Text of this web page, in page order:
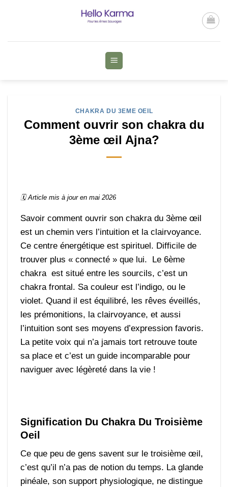
CHAKRA DU 3EME OEIL
Comment ouvrir son chakra du
3ème œil Ajna?
🗓️ Article mis à jour en mai 2026
Savoir comment ouvrir son chakra du 3ème œil
est un chemin vers l’intuition et la clairvoyance.
Ce centre énergétique est spirituel. Difficile de
trouver plus « connecté » que lui. Le 6ème
chakra est situé entre les sourcils, c’est un
chakra frontal. Sa couleur est l’indigo, ou le
violet. Quand il est équilibré, les rêves éveillés,
les prémonitions, la clairvoyance, et aussi
l’intuition sont ses moyens d’expression favoris.
La petite voix qui n’a jamais tort retrouve toute
sa place et c’est un guide incomparable pour
naviguer avec légèreté dans la vie !
Signification Du Chakra Du Troisième
Oeil
Ce que peu de gens savent sur le troisième œil,
c’est qu’il n’a pas de notion du temps. La glande
pinéale, son support physiologique, ne distingue